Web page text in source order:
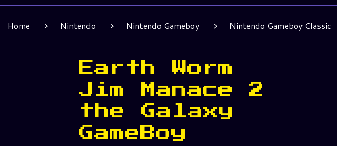
Home Nintendo Nintendo Gameboy Nintendo Gameboy Classic
Earth Worm
Jim Manace 2
the Galaxy
GameBoy